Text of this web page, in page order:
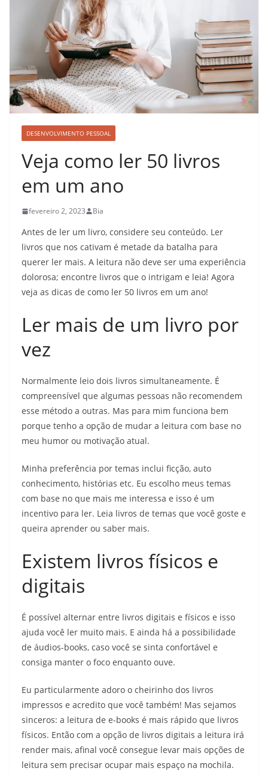
DESENVOLVIMENTO PESSOAL
Veja como ler 50 livros
em um ano
fevereiro 2, 2023 Bia
Antes de ler um livro, considere seu conteúdo. Ler
livros que nos cativam é metade da batalha para
querer ler mais. A leitura não deve ser uma experiência
dolorosa; encontre livros que o intrigam e leia! Agora
veja as dicas de como ler 50 livros em um ano!
Ler mais de um livro por
vez
Normalmente leio dois livros simultaneamente. É
compreensível que algumas pessoas não recomendem
esse método a outras. Mas para mim funciona bem
porque tenho a opção de mudar a leitura com base no
meu humor ou motivação atual.
Minha preferência por temas inclui ficção, auto
conhecimento, histórias etc. Eu escolho meus temas
com base no que mais me interessa e isso é um
incentivo para ler. Leia livros de temas que você goste e
queira aprender ou saber mais.
Existem livros físicos e
digitais
É possível alternar entre livros digitais e físicos e isso
ajuda você ler muito mais. E ainda há a possibilidade
de áudios-books, caso você se sinta confortável e
consiga manter o foco enquanto ouve.
Eu particularmente adoro o cheirinho dos livros
impressos e acredito que você também! Mas sejamos
sinceros: a leitura de e-books é mais rápido que livros
físicos. Então com a opção de livros digitais a leitura irá
render mais, afinal você consegue levar mais opções de
leitura sem precisar ocupar mais espaço na mochila.